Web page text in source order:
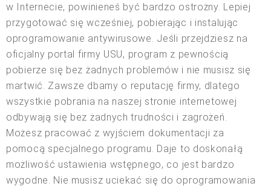
w Internecie, powinieneś być bardzo ostrożny. Lepiej
przygotować się wcześniej, pobierając i instalując
oprogramowanie antywirusowe. Jeśli przejdziesz na
oficjalny portal firmy USU, program z pewnością
pobierze się bez żadnych problemów i nie musisz się
martwić. Zawsze dbamy o reputację firmy, dlatego
wszystkie pobrania na naszej stronie internetowej
odbywają się bez żadnych trudności i zagrożeń.
Możesz pracować z wyjściem dokumentacji za
pomocą specjalnego programu. Daje to doskonałą
możliwość ustawienia wstępnego, co jest bardzo
wygodne. Nie musisz uciekać się do oprogramowania